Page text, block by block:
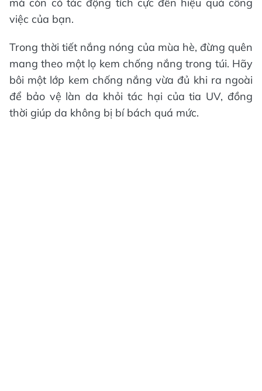
mà còn có tác động tích cực đến hiệu quả công
việc của bạn.
Trong thời tiết nắng nóng của mùa hè, đừng quên
mang theo một lọ kem chống nắng trong túi. Hãy
bôi một lớp kem chống nắng vừa đủ khi ra ngoài
để bảo vệ làn da khỏi tác hại của tia UV, đồng
thời giúp da không bị bí bách quá mức.